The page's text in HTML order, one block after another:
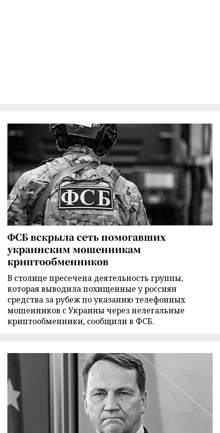
ФСБ вскрыла сеть помогавших
украинским мошенникам
криптообменников
В столице пресечена деятельность группы,
которая выводила похищенные у россиян
средства за рубеж по указанию телефонных
мошенников с Украины через нелегальные
криптообменники, сообщили в ФСБ.